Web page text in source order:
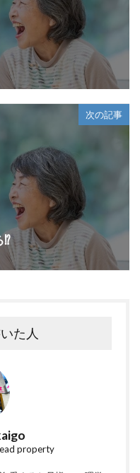
次の記事
⁉︎
た人
property